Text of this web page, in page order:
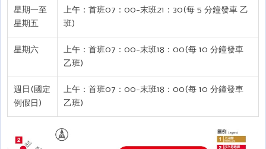
星期一至
星期五
上午：首班07：00-末班21：30(每 5 分鐘發車 乙
班)
星期六
上午：首班07：00-末班18：00(每 10 分鐘發車
乙班)
週日(國定
例假日)
上午：首班07：00-末班18：00(每 10 分鐘發車
乙班)